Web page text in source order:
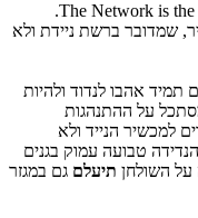
מכאן, אנו מאמינים בסלוגן: The Network is the Next Big Thing.
שמדובר ברשת ניידת ולא
אהבו לנדוד ולהיות
על ההתנהגות
למכשיר הנייד ולא
טבועה עמוק בגנים
על השולחן תיעלם גם במגזר